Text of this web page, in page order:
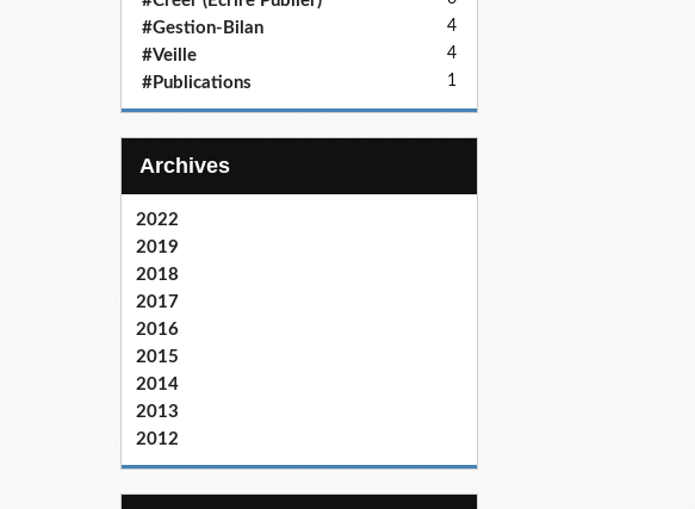
#Gestion-Bilan 4
#Veille 4
#Publications 1
Archives
2022
2019
2018
2017
2016
2015
2014
2013
2012